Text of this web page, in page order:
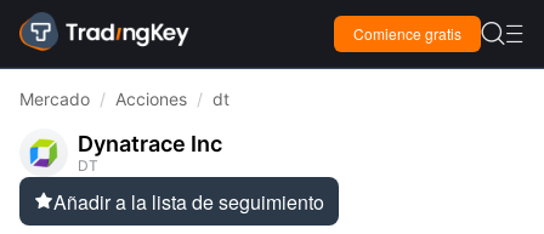
Comience gratis  
Mercado / Acciones / dt
Dynatrace Inc
DT
Añadir a la lista de seguimiento